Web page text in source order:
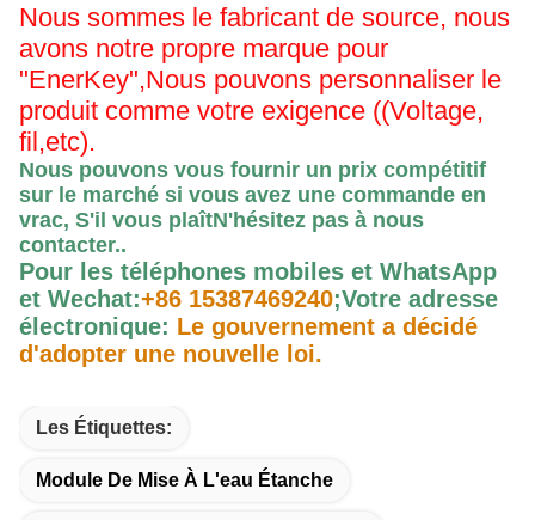
Nous sommes le fabricant de source, nous
avons notre propre marque pour
"EnerKey",Nous pouvons personnaliser le
produit comme votre exigence ((Voltage,
fil,etc).
Nous pouvons vous fournir un prix compétitif
sur le marché si vous avez une commande en
vrac, S'il vous plaîtN'hésitez pas à nous
contacter..
Pour les téléphones mobiles et WhatsApp
et Wechat:+86 15387469240;Votre adresse
électronique: Le gouvernement a décidé
d'adopter une nouvelle loi.
Les Étiquettes:
Module De Mise À L'eau Étanche